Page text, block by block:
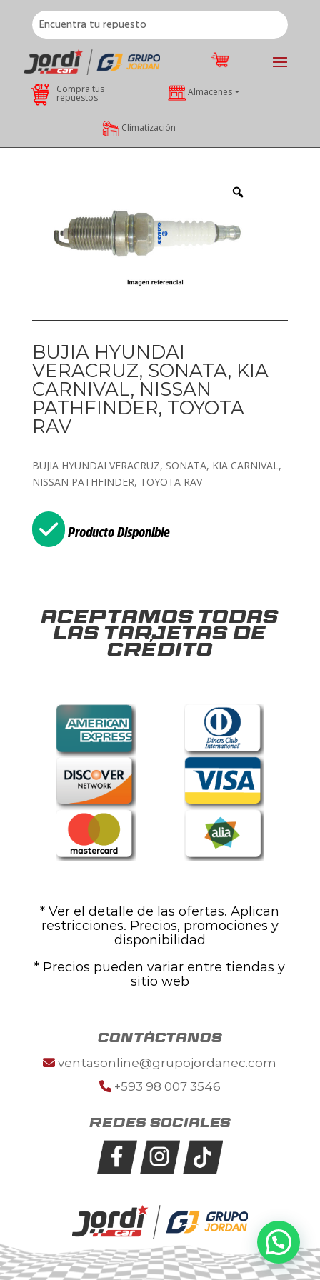
Compra tus
repuestos Almacenes
Climatización
BUJIA HYUNDAI
VERACRUZ, SONATA, KIA
CARNIVAL, NISSAN
PATHFINDER, TOYOTA
RAV
BUJIA HYUNDAI VERACRUZ, SONATA, KIA CARNIVAL,
NISSAN PATHFINDER, TOYOTA RAV
Producto Disponible
Aceptamos todas
las tarjetas de
crédito
* Ver el detalle de las ofertas. Aplican
restricciones. Precios, promociones y
disponibilidad
* Precios pueden variar entre tiendas y
sitio web
contáctanos
ventasonline@grupojordanec.com
+593 98 007 3546
Redes sociales